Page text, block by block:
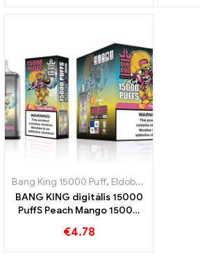
Bang King 15000 Puff, Eldobható e-cigaretta Svédország
BANG KING digitális 15000
PuffS Peach Mango 15000
a trópusi szórakozáshoz
€4.78